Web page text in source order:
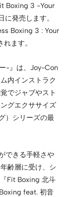
Boxing 3 -Your
発売します。
Boxing 3 : Your
ます。
-』は、Joy-Con
内インストラク
でジャブやスト
グエクササイズ
）シリーズの最
できる手軽さや
齢層に受け、シ
Fit Boxing 北斗
feat. 初音